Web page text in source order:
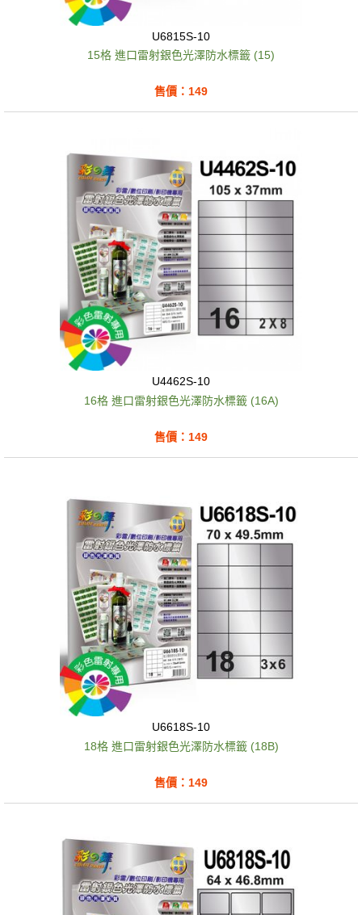
U6815S-10
15格 進口雷射銀色光澤防水標籤 (15)
售價：149
U4462S-10
16格 進口雷射銀色光澤防水標籤 (16A)
售價：149
U6618S-10
18格 進口雷射銀色光澤防水標籤 (18B)
售價：149